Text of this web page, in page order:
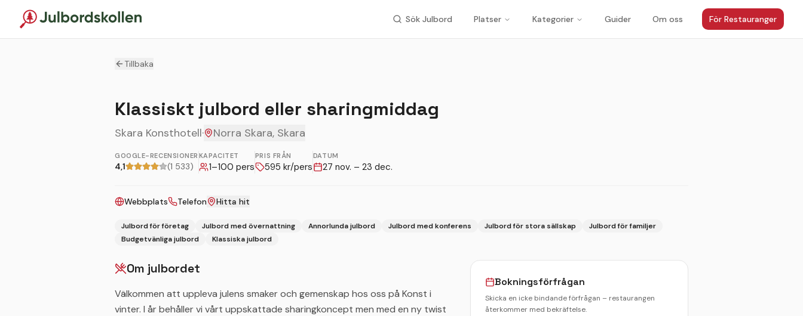
Sök Julbord Platser Kategorier Guider Om oss För Restauranger
Tillbaka
Klassiskt julbord eller sharingmiddag
Skara Konsthotell· Norra Skara, Skara
GOOGLE-RECENSIONER
4,1 (1 533)
KAPACITET
1–100 pers
PRIS FRÅN
595 kr/pers
DATUM
27 nov. – 23 dec.
Webbplats Telefon Hitta hit
Julbord för företag Julbord med övernattning Annorlunda julbord Julbord med konferens Julbord för stora sällskap
Julbord för familjer
Budgetvänliga julbord
Klassiska julbord
Om julbordet
Välkommen att uppleva julens smaker och gemenskap hos oss på Konst i
vinter. I år behåller vi vårt uppskattade sharingkoncept men med en ny twist
Bokningsförfrågan
Skicka en icke bindande förfrågan – restaurangen
återkommer med bekräftelse.